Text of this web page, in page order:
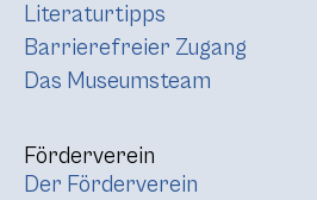
Literaturtipps
Barrierefreier Zugang
Das Museumsteam
Förderverein
Der Förderverein